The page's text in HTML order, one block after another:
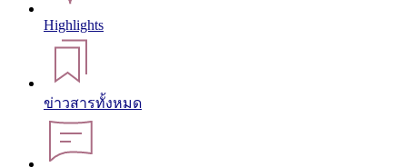
Highlights
ข่าวสารทั้งหมด